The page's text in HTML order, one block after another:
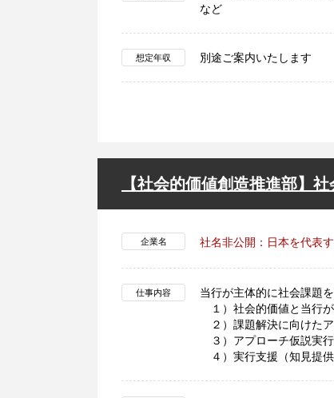
など
想定年収 別途ご案内いたします
【社会的価値創造推進部】
企業名 社名非公開：日本を代表
仕事内容
当行が主体的に社会課題
１）社会的価値と当行
２）課題解決に向けた
３）アプローチ仮説実行
４）実行支援（知見提供